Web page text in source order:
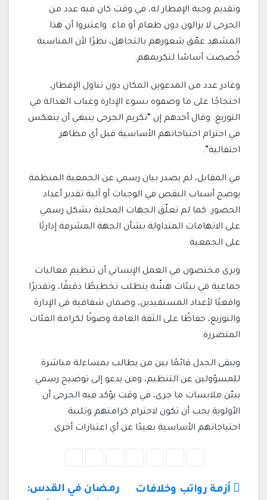
وتقديم وجبة الإفطار له، في وقت كان فيه عدد من
الجرحى لا يزالون دون طعام أو ماء. واعتبروا أن هذا
المشهد عمّق شعورهم بالتجاهل، نظرًا لأن المناسبة
خُصصت أساسًا لتكريمهم.
وغادر عدد من المدعوين المكان دون تناول الإفطار،
احتجاجًا على ما وصفوه بسوء الإدارة وغياب العدالة في
التوزيع. وقال أحدهم إن “تكريم الجرحى ينبغي أن ينعكس
في احترام احتياجاتهم الأساسية قبل أي مظاهر
احتفالية”.
في المقابل، لم يصدر بيان رسمي عن الجمعية المنظمة
يوضح أسباب النقص في الوجبات أو آلية تقدير أعداد
الحضور. كما لم تعلّق الجهات المحلية بشكل رسمي
على الاتهامات المتداولة بشأن الجهة المشرفة إداريًا
على الجمعية.
ويرى مختصون في العمل الإنساني أن تنظيم فعاليات
جماعية في بيئات هشّة يتطلب تخطيطًا دقيقًا، وتقديرًا
واقعيًا لأعداد المستفيدين، وضمان شفافية في الإدارة
والتوزيع، حفاظًا على الثقة العامة وصونًا لكرامة الفئات
المتضررة.
ويبقى الجدل قائمًا بين من يطالب بمساءلة مباشرة
للمسؤولين عن التنظيم، ومن يدعو إلى توضيح رسمي
يبيّن ملابسات ما جرى، في وقت يؤكد فيه الجرحى أن
الأولوية يجب أن تكون لاحترام كرامتهم وتلبية
احتياجاتهم الأساسية بعيدًا عن أي اعتبارات أخرى.
تصفّح رمضان في القدس: أزمة رواتب وخلافات